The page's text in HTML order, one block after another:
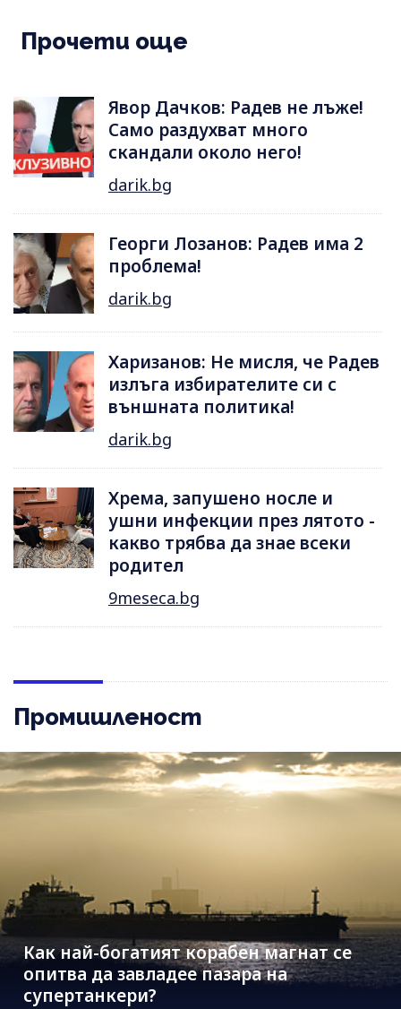
Прочети още
Явор Дачков: Радев не лъже!
Само раздухват много
скандали около него!
darik.bg
Георги Лозанов: Радев има 2
проблема!
darik.bg
Харизанов: Не мисля, че Радев
излъга избирателите си с
външната политика!
darik.bg
Хрема, запушено носле и
ушни инфекции през лятотo -
какво трябва да знае всеки
родител
9meseca.bg
Промишленост
Как най-богатият корабен магнат се
опитва да завладее пазара на
супертанкери?